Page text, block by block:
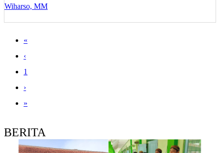
Wiharso, MM
«
‹
1
›
»
BERITA